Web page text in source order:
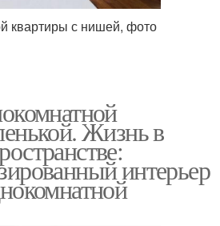
квартиры с нишей, фото
Жизнь в
интерьер